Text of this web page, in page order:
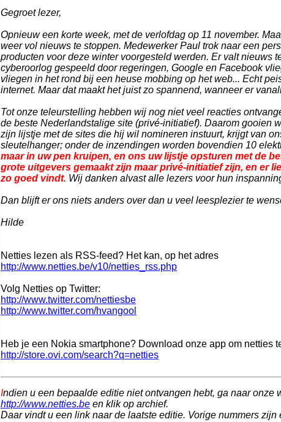
Gegroet lezer,
Opnieuw een korte week, met de verlofdag op 11 november.
weer vol nieuws te stoppen. Medewerker Paul trok naar een
producten voor deze winter voorgesteld werden. Er valt nieuws
cyberoorlog gespeeld door regeringen, Google en Facebook
vliegen in het rond bij een heuse mobbing op het web... Echt
internet. Maar dat maakt het juist zo spannend, wanneer er
Tot onze teleurstelling hebben wij nog niet veel reacties
de beste Nederlandstalige site (privé-initiatief). Daarom gooien
zijn lijstje met de sites die hij wil nomineren instuurt, krijgt van
sleutelhanger; onder de inzendingen worden bovendien 10
maar in uw pen kruipen, en ons uw lijstje opsturen met de
grote uitgevers gemaakt zijn maar privé-initiatief zijn, en er
zo goed vindt. Wij danken alvast alle lezers voor hun
Dan blijft er ons niets anders over dan u veel leesplezier te
Hilde
Netties lezen als RSS-feed? Het kan, op het adres
http://www.netties.be/v10/netties_rss.php
Volg Netties op Twitter:
http://www.twitter.com/nettiesbe
http://www.twitter.com/hvangool
Heb je een Nokia smartphone? Download onze app om netties
http://store.ovi.com/search?q=netties
Indien u een bepaalde editie niet ontvangen hebt, ga naar onze
http://www.netties.be en klik op archief.
Daar vindt u een link naar de laatste editie. Vorige nummers